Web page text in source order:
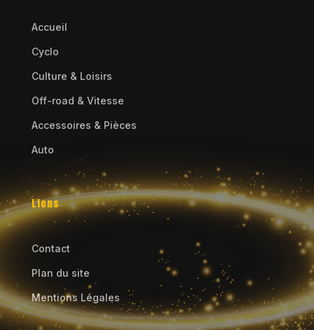
Accueil
Cyclo
Culture & Loisirs
Off-road & Vitesse
Accessoires & Pièces
Auto
Liens
Contact
Plan du site
Mentions Légales